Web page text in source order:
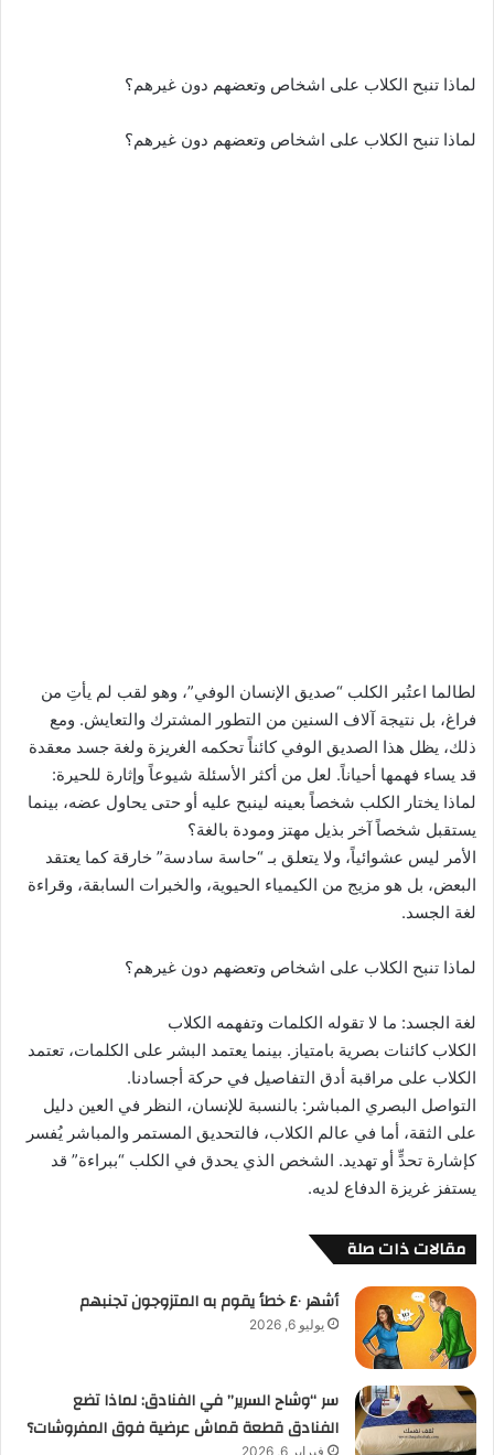
لماذا تنبح الكلاب على اشخاص وتعضهم دون غيرهم؟
لماذا تنبح الكلاب على اشخاص وتعضهم دون غيرهم؟
لطالما اعتُبر الكلب “صديق الإنسان الوفي”، وهو لقب لم يأتِ من
فراغ، بل نتيجة آلاف السنين من التطور المشترك والتعايش. ومع
ذلك، يظل هذا الصديق الوفي كائناً تحكمه الغريزة ولغة جسد معقدة
قد يساء فهمها أحياناً. لعل من أكثر الأسئلة شيوعاً وإثارة للحيرة:
لماذا يختار الكلب شخصاً بعينه لينبح عليه أو حتى يحاول عضه، بينما
يستقبل شخصاً آخر بذيل مهتز ومودة بالغة؟
الأمر ليس عشوائياً، ولا يتعلق بـ “حاسة سادسة” خارقة كما يعتقد
البعض، بل هو مزيج من الكيمياء الحيوية، والخبرات السابقة، وقراءة
لغة الجسد.
لماذا تنبح الكلاب على اشخاص وتعضهم دون غيرهم؟
لغة الجسد: ما لا تقوله الكلمات وتفهمه الكلاب
الكلاب كائنات بصرية بامتياز. بينما يعتمد البشر على الكلمات، تعتمد
الكلاب على مراقبة أدق التفاصيل في حركة أجسادنا.
التواصل البصري المباشر: بالنسبة للإنسان، النظر في العين دليل
على الثقة، أما في عالم الكلاب، فالتحديق المستمر والمباشر يُفسر
كإشارة تحدٍّ أو تهديد. الشخص الذي يحدق في الكلب “ببراءة” قد
يستفز غريزة الدفاع لديه.
مقالات ذات صلة
أشهر ٤٠ خطأ يقوم به المتزوجون تجنبهم
يوليو 6, 2026
سر “وشاح السرير” في الفنادق: لماذا تضع
الفنادق قطعة قماش عرضية فوق المفروشات؟
فبراير 6, 2026